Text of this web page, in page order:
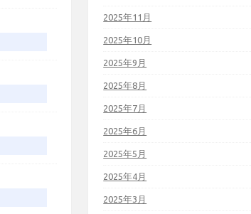
2025年11月
2025年10月
2025年9月
2025年8月
2025年7月
2025年6月
2025年5月
2025年4月
2025年3月